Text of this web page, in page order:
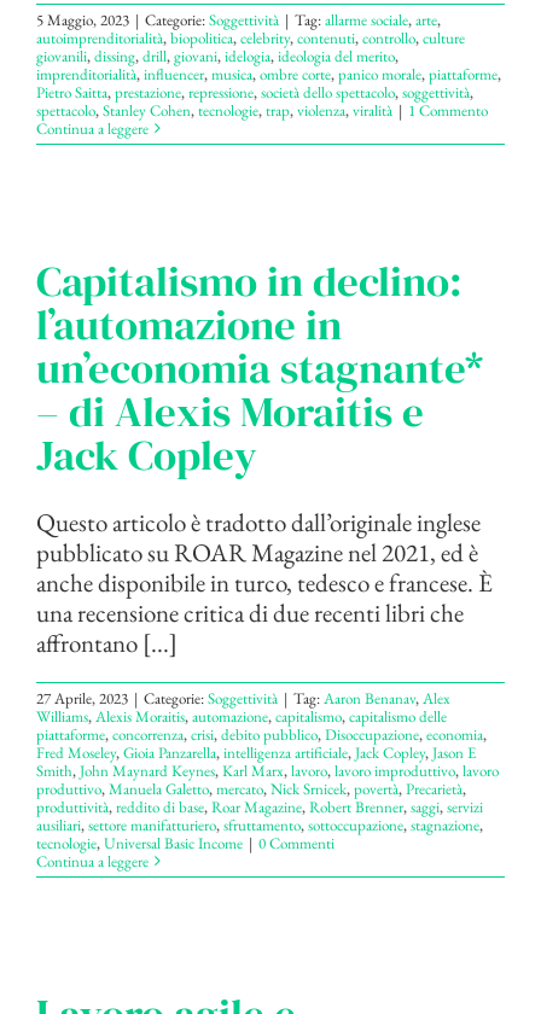
5 Maggio, 2023 | Categorie:Soggettività | Tag:allarme sociale,arte,
autoimprenditorialità,biopolitica,celebrity,contenuti,controllo,culture
giovanili,dissing,drill,giovani,idelogia,ideologia del merito,
imprenditorialità,influencer,musica,ombre corte,panico morale,piattaforme,
Pietro Saitta,prestazione,repressione,società dello spettacolo,soggettività,
spettacolo,Stanley Cohen,tecnologie,trap,violenza,viralità | 1 Commento
Continua a leggere
Capitalismo in declino:
l’automazione in
un’economia stagnante*
– di Alexis Moraitis e
Jack Copley
Questo articolo è tradotto dall’originale inglese
pubblicato su ROAR Magazine nel 2021, ed è
anche disponibile in turco, tedesco e francese. È
una recensione critica di due recenti libri che
affrontano [...]
27 Aprile, 2023 | Categorie:Soggettività | Tag:Aaron Benanav,Alex
Williams,Alexis Moraitis,automazione,capitalismo,capitalismo delle
piattaforme,concorrenza,crisi,debito pubblico,Disoccupazione,economia,
Fred Moseley,Gioia Panzarella,intelligenza artificiale,Jack Copley,Jason E
Smith,John Maynard Keynes,Karl Marx,lavoro,lavoro improduttivo,lavoro
produttivo,Manuela Galetto,mercato,Nick Srnicek,povertà,Precarietà,
produttività,reddito di base,Roar Magazine,Robert Brenner,saggi,servizi
ausiliari,settore manifatturiero,sfruttamento,sottoccupazione,stagnazione,
tecnologie,Universal Basic Income | 0 Commenti
Continua a leggere